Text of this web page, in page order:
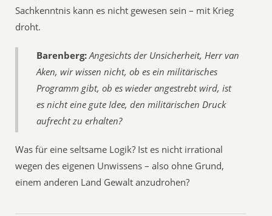
Sachkenntnis kann es nicht gewesen sein – mit Krieg
droht.
Barenberg: Angesichts der Unsicherheit, Herr van
Aken, wir wissen nicht, ob es ein militärisches
Programm gibt, ob es wieder angestrebt wird, ist
es nicht eine gute Idee, den militärischen Druck
aufrecht zu erhalten?
Was für eine seltsame Logik? Ist es nicht irrational
wegen des eigenen Unwissens – also ohne Grund,
einem anderen Land Gewalt anzudrohen?